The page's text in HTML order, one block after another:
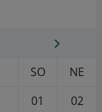
SO
NE
01
02